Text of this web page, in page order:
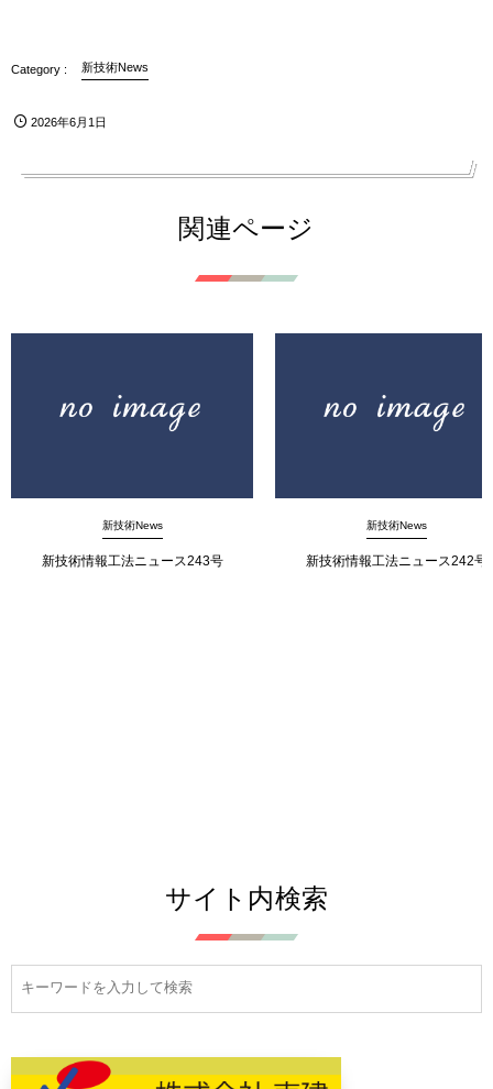
新技術News
2026年6月1日
関連ページ
新技術News
新技術情報工法ニュース243号
新技術News
新技術情報工法ニュース242号
サイト内検索